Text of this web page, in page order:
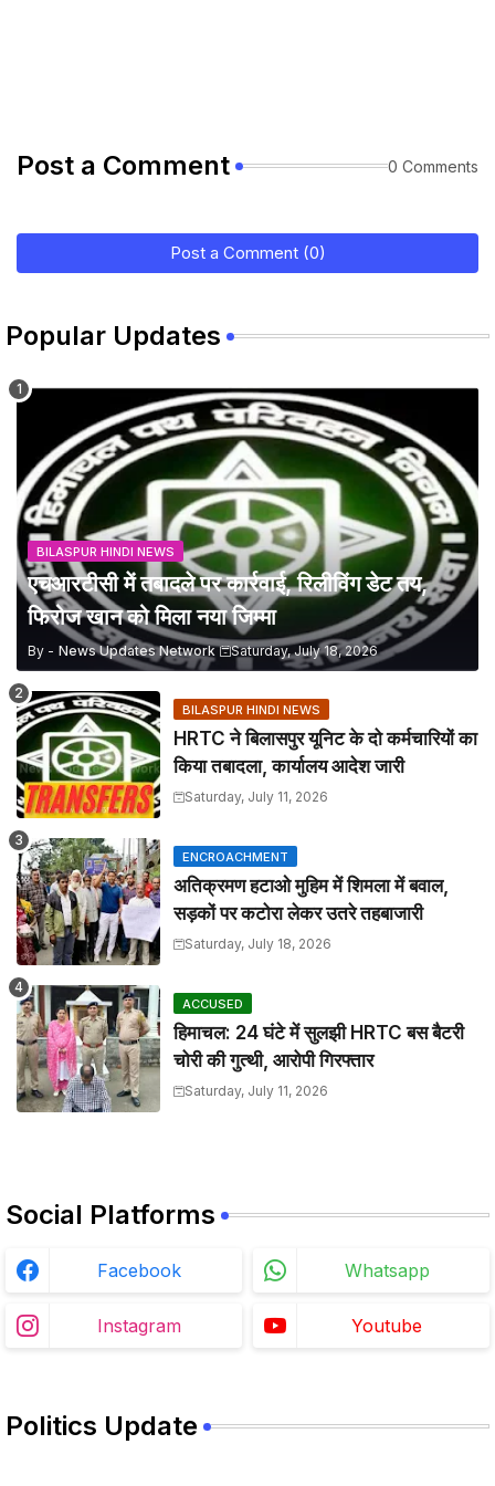
Post a Comment 0 Comments
Post a Comment (0)
Popular Updates
BILASPUR HINDI NEWS
एचआरटीसी में तबादले पर कार्रवाई, रिलीविंग डेट तय,
फिरोज खान को मिला नया जिम्मा
By - News Updates Network Saturday, July 18, 2026
BILASPUR HINDI NEWS
HRTC ने बिलासपुर यूनिट के दो कर्मचारियों का
किया तबादला, कार्यालय आदेश जारी
Saturday, July 11, 2026
ENCROACHMENT
अतिक्रमण हटाओ मुहिम में शिमला में बवाल,
सड़कों पर कटोरा लेकर उतरे तहबाजारी
Saturday, July 18, 2026
ACCUSED
हिमाचल: 24 घंटे में सुलझी HRTC बस बैटरी
चोरी की गुत्थी, आरोपी गिरफ्तार
Saturday, July 11, 2026
Social Platforms
Facebook Whatsapp
Instagram Youtube
Politics Update